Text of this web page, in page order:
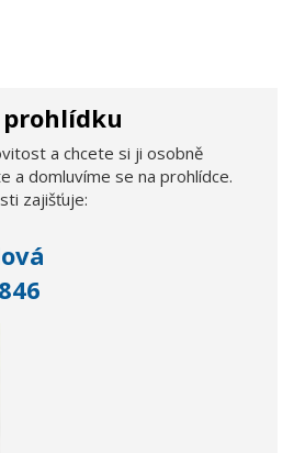
a chcete si ji osobně
a domluvíme se na prohlídce.
zajišťuje: